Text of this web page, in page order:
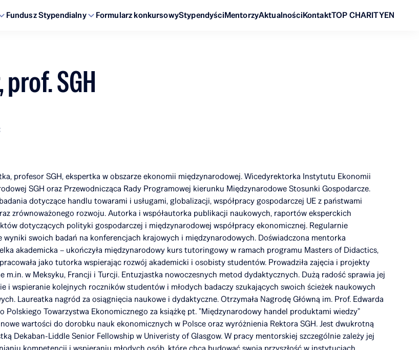
Fundusz Stypendialny Formularz konkursowyStypendyściMentorzyAktualnościKontaktTOP CHARITYEN
SGH
profesor SGH, ekspertka w obszarze ekonomii międzynarodowej. Wicedyrektorka Instytutu Ekonomii
SGH oraz Przewodnicząca Rady Programowej kierunku Międzynarodowe Stosunki Gospodarcze.
dotyczące handlu towarami i usługami, globalizacji, współpracy gospodarczej UE z państwami
zrównoważonego rozwoju. Autorka i współautorka publikacji naukowych, raportów eksperckich
dotyczących polityki gospodarczej i międzynarodowej współpracy ekonomicznej. Regularnie
wyniki swoich badań na konferencjach krajowych i międzynarodowych. Doświadczona mentorka
akademicka – ukończyła międzynarodowy kurs tutoringowy w ramach programu Masters of Didactics,
jako tutorka wspierając rozwój akademicki i osobisty studentów. Prowadziła zajęcia i projekty
m.in. w Meksyku, Francji i Turcji. Entuzjastka nowoczesnych metod dydaktycznych. Dużą radość sprawia jej
i wspieranie kolejnych roczników studentów i młodych badaczy szukających swoich ścieżek naukowych
Laureatka nagród za osiągnięcia naukowe i dydaktyczne. Otrzymała Nagrodę Główną im. Prof. Edwarda
Polskiego Towarzystwa Ekonomicznego za książkę pt. "Międzynarodowy handel produktami wiedzy"
wartości do dorobku nauk ekonomicznych w Polsce oraz wyróżnienia Rektora SGH. Jest dwukrotną
Dekaban-Liddle Senior Fellowship w Univeristy of Glasgow. W pracy mentorskiej szczególnie zależy jej